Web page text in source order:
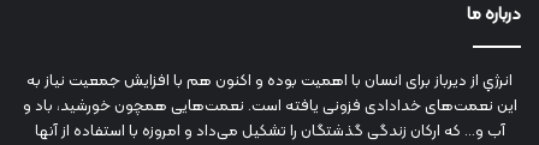
درباره ما
انرژي‌ از دیرباز برای انسان با اهمیت بوده و اکنون هم با افزایش جمعیت نیاز به
این نعمت‌های خدادادی فزونی یافته است. نعمت‌هایی همچون خورشید، باد و
آب و... که ارکان زندگی گذشتگان را تشکیل می‌داد و امروزه با استفاده از آنها